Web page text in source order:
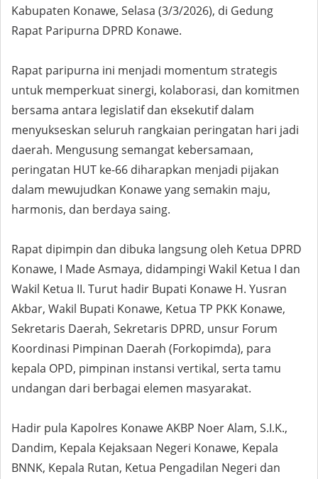
Kabupaten Konawe, Selasa (3/3/2026), di Gedung
Rapat Paripurna DPRD Konawe.
Rapat paripurna ini menjadi momentum strategis
untuk memperkuat sinergi, kolaborasi, dan komitmen
bersama antara legislatif dan eksekutif dalam
menyukseskan seluruh rangkaian peringatan hari jadi
daerah. Mengusung semangat kebersamaan,
peringatan HUT ke-66 diharapkan menjadi pijakan
dalam mewujudkan Konawe yang semakin maju,
harmonis, dan berdaya saing.
Rapat dipimpin dan dibuka langsung oleh Ketua DPRD
Konawe, I Made Asmaya, didampingi Wakil Ketua I dan
Wakil Ketua II. Turut hadir Bupati Konawe H. Yusran
Akbar, Wakil Bupati Konawe, Ketua TP PKK Konawe,
Sekretaris Daerah, Sekretaris DPRD, unsur Forum
Koordinasi Pimpinan Daerah (Forkopimda), para
kepala OPD, pimpinan instansi vertikal, serta tamu
undangan dari berbagai elemen masyarakat.
Hadir pula Kapolres Konawe AKBP Noer Alam, S.I.K.,
Dandim, Kepala Kejaksaan Negeri Konawe, Kepala
BNNK, Kepala Rutan, Ketua Pengadilan Negeri dan